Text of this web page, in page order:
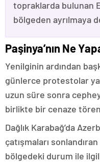
topraklarda bulunan
bölgeden ayrılmaya
Paşinya’nın Ne
Yenilginin ardından
günlerce protestolar
uzun süre sonra
birlikte bir cenaze
Dağlık Karabağ’da
çatışmaları
bölgedeki durum ile